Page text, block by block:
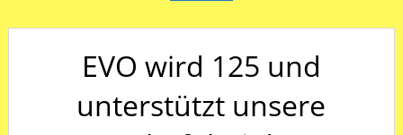
EVO wird 125 und
unterstützt unsere